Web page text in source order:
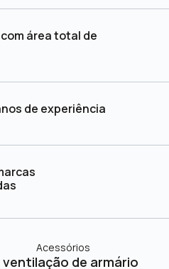
área total de
de experiência
Acessórios
ventilação de armário